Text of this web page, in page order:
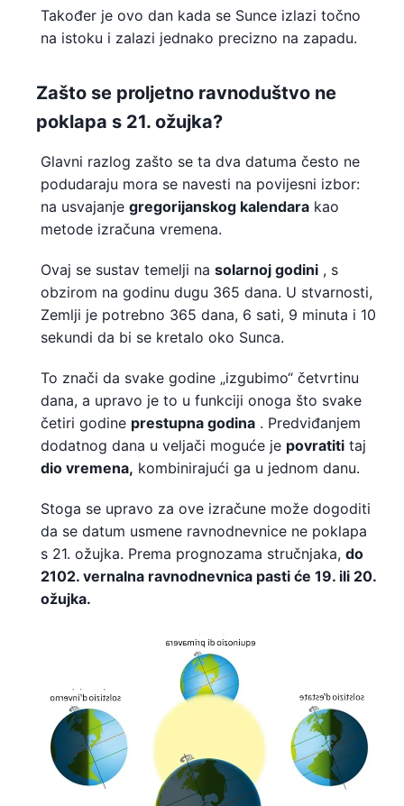
Također je ovo dan kada se Sunce izlazi točno
na istoku i zalazi jednako precizno na zapadu.
Zašto se proljetno ravnoduštvo ne
poklapa s 21. ožujka?
Glavni razlog zašto se ta dva datuma često ne
podudaraju mora se navesti na povijesni izbor:
na usvajanje gregorijanskog kalendara kao
metode izračuna vremena.
Ovaj se sustav temelji na solarnoj godini , s
obzirom na godinu dugu 365 dana. U stvarnosti,
Zemlji je potrebno 365 dana, 6 sati, 9 minuta i 10
sekundi da bi se kretalo oko Sunca.
To znači da svake godine „izgubimo“ četvrtinu
dana, a upravo je to u funkciji onoga što svake
četiri godine prestupna godina . Predviđanjem
dodatnog dana u veljači moguće je povratiti taj
dio vremena, kombinirajući ga u jednom danu.
Stoga se upravo za ove izračune može dogoditi
da se datum usmene ravnodnevnice ne poklapa
s 21. ožujka. Prema prognozama stručnjaka, do
2102. vernalna ravnodnevnica pasti će 19. ili 20.
ožujka.